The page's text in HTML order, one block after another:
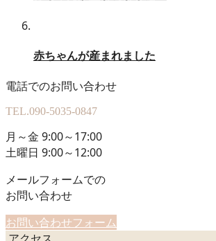
赤ちゃんが産まれました
電話でのお問い合わせ
TEL.090-5035-0847
月～金 9:00～17:00
土曜日 9:00～12:00
メールフォームでの
お問い合わせ
お問い合わせフォーム